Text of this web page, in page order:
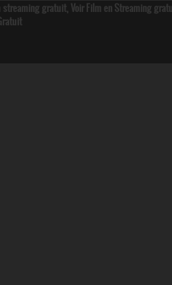
gratuit, Voir Film en Streaming